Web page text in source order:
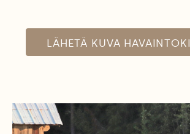
LÄHETÄ KUVA